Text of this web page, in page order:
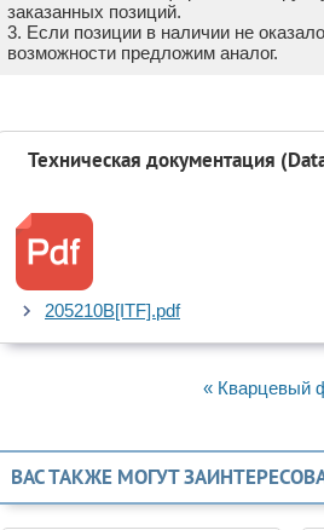
заказанных позиций.
3. Если позиции в наличии не
возможности предложим аналог.
Техническая документация
205210B[ITF].pdf
« Кварцевый
ВАС ТАКЖЕ МОГУТ